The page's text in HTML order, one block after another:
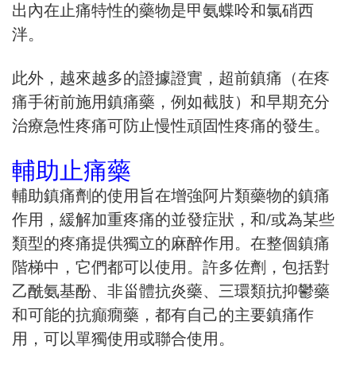
出內在止痛特性的藥物是甲氨蝶呤和氯硝西
泮。
此外，越來越多的證據證實，超前鎮痛（在疼
痛手術前施用鎮痛藥，例如截肢）和早期充分
治療急性疼痛可防止慢性頑固性疼痛的發生。
輔助止痛藥
輔助鎮痛劑的使用旨在增強阿片類藥物的鎮痛
作用，緩解加重疼痛的並發症狀，和/或為某些
類型的疼痛提供獨立的麻醉作用。在整個鎮痛
階梯中，它們都可以使用。許多佐劑，包括對
乙酰氨基酚、非甾體抗炎藥、三環類抗抑鬱藥
和可能的抗癲癇藥，都有自己的主要鎮痛作
用，可以單獨使用或聯合使用。